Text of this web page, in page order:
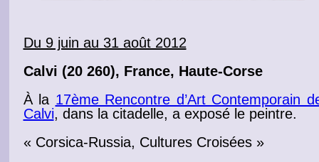
Du 9 juin au 31 août 2012
Calvi (20 260), France, Haute-Corse
À la 17ème Rencontre d’Art Contemporain
Calvi, dans la citadelle, a exposéle peintre.
« Corsica-Russia, Cultures Croisées »